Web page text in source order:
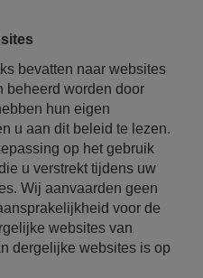
bevatten naar websites
beheerd worden door
hun eigen
u aan dit beleid te lezen.
op het gebruik
u verstrekt tijdens uw
Wij aanvaarden geen
voor de
websites van
dergelijke websites is op